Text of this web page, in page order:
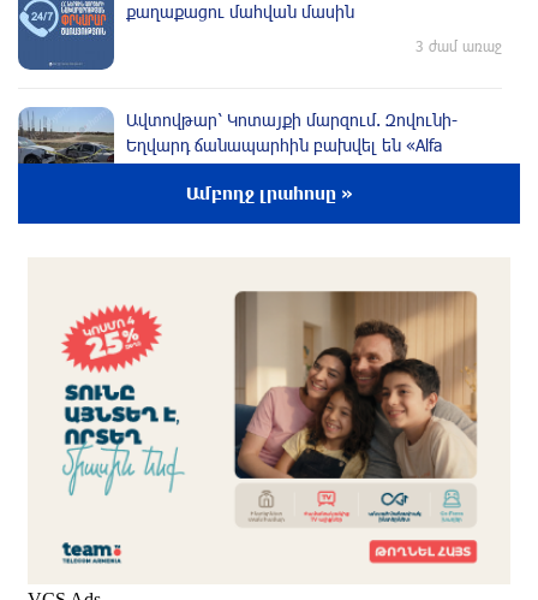
քաղաքացու մահվան մասին
3 ժամ առաջ
Ավտովթար՝ Կոտայքի մարզում. Զովունի-
Եղվարդ ճանապարհին բախվել են «Alfa
Romeo»-ն և «Opel»-ը. կա վիրավոր
բանահյուսությունը
Վրաստանում պետական ​​պաշտոնյային
կաշառելու փորձի համար քաղաքացի է
ձերբակալվել
2 ժամ առաջ
ՌԴ-ն պատրաստ է շարունակել Հայաստանի
երկաթուղիների կոնցեսիոն կառավարումը.
Ամբողջ լրահոսը »